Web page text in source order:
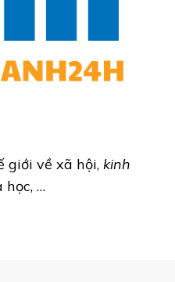
giới về xã hội, kinh
học, …